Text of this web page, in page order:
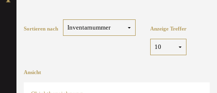
Sortieren nach Anzeige Treffer
Ansicht